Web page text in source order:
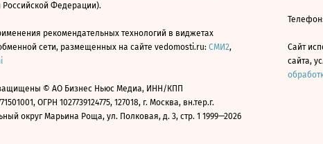
Российской Федерации).
рекомендательных технологий в виджетах
сети, размещенных на сайте vedomosti.ru: СМИ2,
© АО Бизнес Ньюс Медиа, ИНН/КПП
ОГРН 1027739124775, 127018, г. Москва, вн.тер.г.
округ Марьина Роща, ул. Полковая, д. 3, стр. 1 1999—2026
Сайт
сайта,